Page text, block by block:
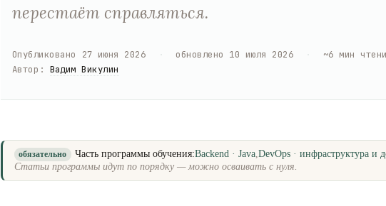
перестаёт справляться.
Опубликовано 27 июня 2026 обновлено 10 июля 2026 ~6 мин
Автор : Вадим Викулин
обязательно Часть программы обучения:Backend · Java,DevOps · инфраструктура и
Статьи программы идут по порядку — можно осваивать с нуля.